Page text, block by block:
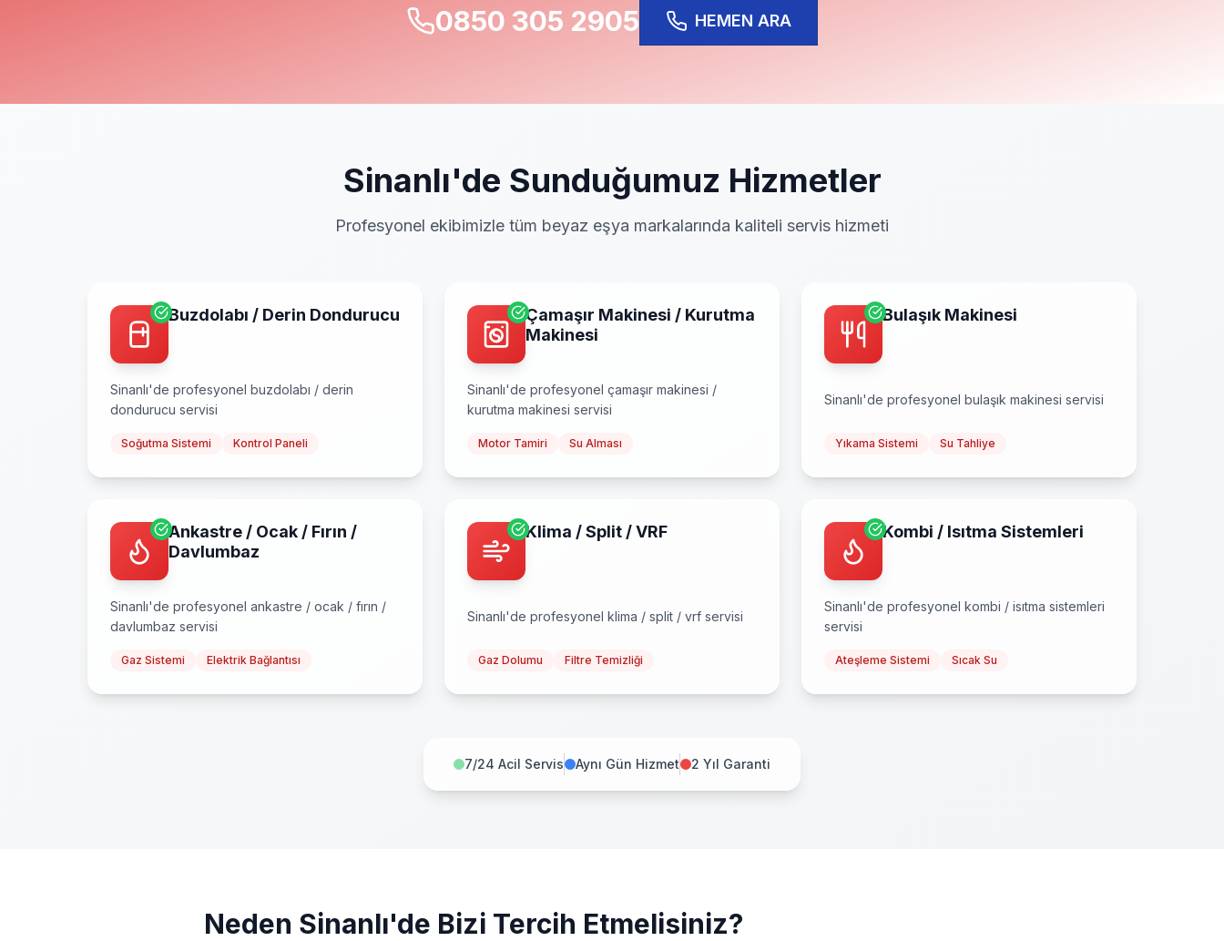
0850 305 2905 HEMEN ARA
Sinanlı'de Sunduğumuz Hizmetler
Profesyonel ekibimizle tüm beyaz eşya markalarında kaliteli servis hizmeti
Buzdolabı / Derin Dondurucu
Sinanlı'de profesyonel buzdolabı / derin
dondurucu servisi
Soğutma Sistemi Kontrol Paneli
Çamaşır Makinesi / Kurutma
Makinesi
Sinanlı'de profesyonel çamaşır makinesi /
kurutma makinesi servisi
Motor Tamiri Su Alması
Bulaşık Makinesi
Sinanlı'de profesyonel bulaşık makinesi servisi
Yıkama Sistemi Su Tahliye
Ankastre / Ocak / Fırın /
Davlumbaz
Sinanlı'de profesyonel ankastre / ocak / fırın /
davlumbaz servisi
Gaz Sistemi Elektrik Bağlantısı
Klima / Split / VRF
Sinanlı'de profesyonel klima / split / vrf servisi
Gaz Dolumu Filtre Temizliği
Kombi / Isıtma Sistemleri
Sinanlı'de profesyonel kombi / isıtma sistemleri
servisi
Ateşleme Sistemi Sıcak Su
7/24 Acil Servis Aynı Gün Hizmet 2 Yıl Garanti
Neden Sinanlı'de Bizi Tercih Etmelisiniz?